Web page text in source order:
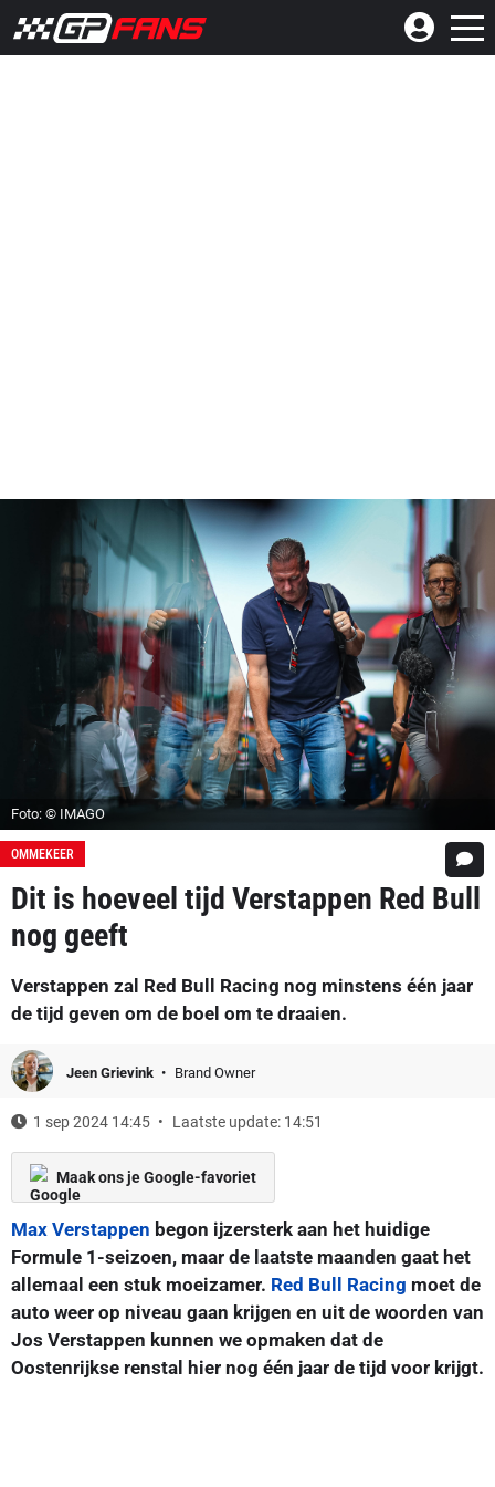
Foto: © IMAGO
OMMEKEER
Dit is hoeveel tijd Verstappen Red Bull
nog geeft
Verstappen zal Red Bull Racing nog minstens één jaar
de tijd geven om de boel om te draaien.
Jeen Grievink Brand Owner
1 sep 2024 14:45 Laatste update: 14:51
Maak ons je Google-favoriet
Max Verstappen begon ijzersterk aan het huidige
Formule 1-seizoen, maar de laatste maanden gaat het
allemaal een stuk moeizamer. Red Bull Racing moet de
auto weer op niveau gaan krijgen en uit de woorden van
Jos Verstappen kunnen we opmaken dat de
Oostenrijkse renstal hier nog één jaar de tijd voor krijgt.